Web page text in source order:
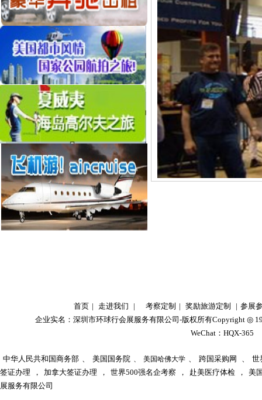
首页 | 走进我们 | 考察定制 | 奖励旅游定制 | 参展
企业实名：深圳市环球行会展服务有限公司-版权所有Copyright ◎
WeChat：HQX-
中华人民共和国商务部 美国国务院 、 美国哈佛大学 跨国采购网
世
签证办理
， 加拿大签证办理 ， 世界500强名企考察 ， 赴美医疗体检 ，
美
展服务有限公司